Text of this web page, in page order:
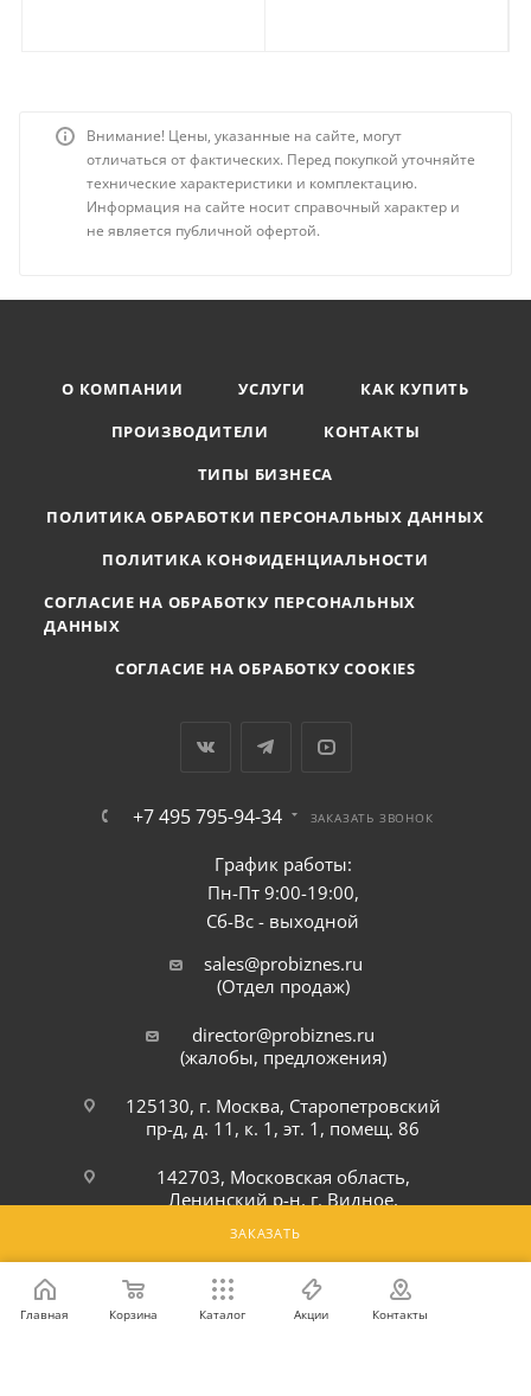
ЗАКАЗАТЬ
Внимание! Цены, указанные на сайте, могут
отличаться от фактических. Перед покупкой уточняйте
технические характеристики и комплектацию.
Информация на сайте носит справочный характер и
не является публичной офертой.
О КОМПАНИИ УСЛУГИ
КАК КУПИТЬ
ПРОИЗВОДИТЕЛИ
КОНТАКТЫ
ТИПЫ БИЗНЕСА
ПОЛИТИКА ОБРАБОТКИ ПЕРСОНАЛЬНЫХ ДАННЫХ
ПОЛИТИКА КОНФИДЕНЦИАЛЬНОСТИ
СОГЛАСИЕ НА ОБРАБОТКУ ПЕРСОНАЛЬНЫХ
ДАННЫХ
СОГЛАСИЕ НА ОБРАБОТКУ COOKIES
+7 495 795-94-34 ЗАКАЗАТЬ ЗВОНОК
График работы:
Пн-Пт 9:00-19:00,
Сб-Вс - выходной
sales@probiznes.ru
(Отдел продаж)
director@probiznes.ru
(жалобы, предложения)
125130, г. Москва, Старопетровский
пр-д, д. 11, к. 1, эт. 1, помещ. 86
142703, Московская область,
Ленинский р-н, г. Видное,
ПОДПИСАТЬСЯ НА РАССЫЛКУ
Главная Корзина Каталог Акции Контакты